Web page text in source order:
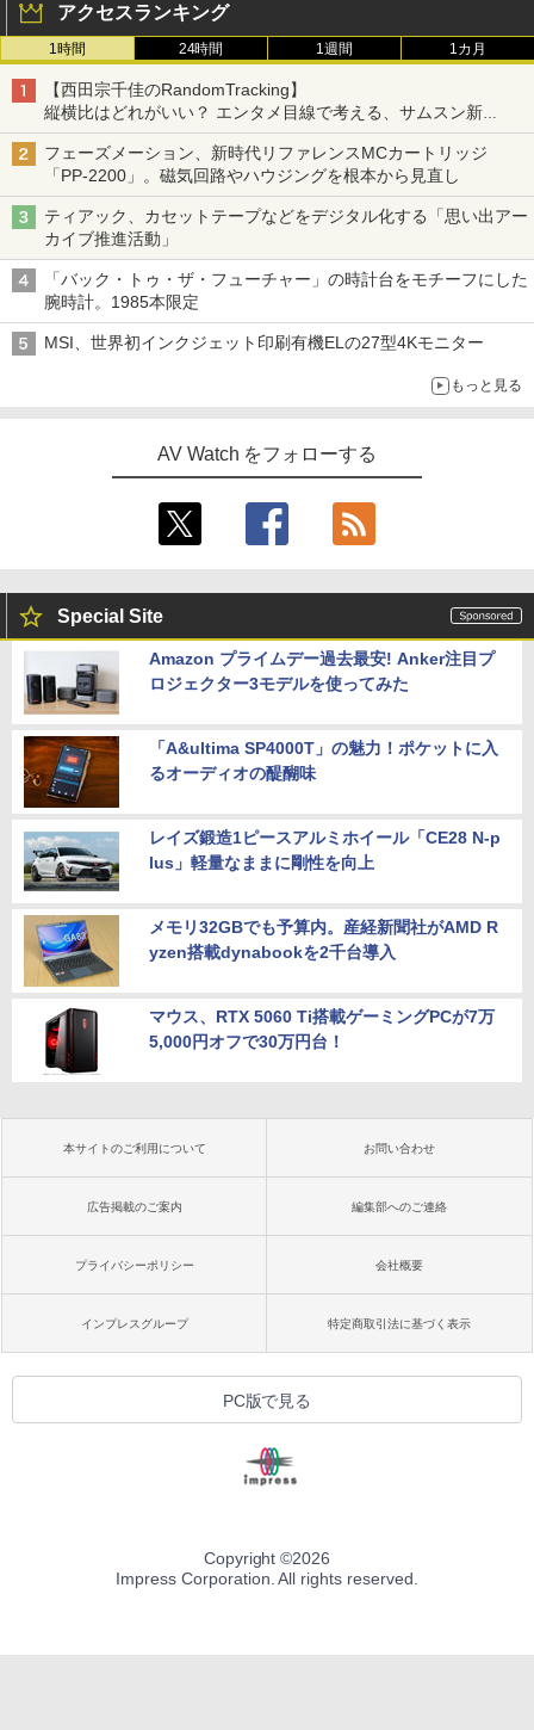
アクセスランキング
1時間 24時間 1週間 1カ月
【西田宗千佳のRandomTracking】
縦横比はどれがいい？ エンタメ目線で考える、サムスン新
「Galaxy Z Fold」
フェーズメーション、新時代リファレンスMCカートリッジ
「PP-2200」。磁気回路やハウジングを根本から見直し
ティアック、カセットテープなどをデジタル化する「思い出アー
カイブ推進活動」
「バック・トゥ・ザ・フューチャー」の時計台をモチーフにした
腕時計。1985本限定
MSI、世界初インクジェット印刷有機ELの27型4Kモニター
もっと見る
AV Watch をフォローする
Special Site
Amazon プライムデー過去最安! Anker注目プ
ロジェクター3モデルを使ってみた
「A&ultima SP4000T」の魅力！ポケットに入
るオーディオの醍醐味
レイズ鍛造1ピースアルミホイール「CE28 N-p
lus」軽量なままに剛性を向上
メモリ32GBでも予算内。産経新聞社がAMD R
yzen搭載dynabookを2千台導入
マウス、RTX 5060 Ti搭載ゲーミングPCが7万
5,000円オフで30万円台！
本サイトのご利用について お問い合わせ
広告掲載のご案内 編集部へのご連絡
プライバシーポリシー 会社概要
インプレスグループ 特定商取引法に基づく表示
PC版で見る
Copyright ©2026
Impress Corporation. All rights reserved.